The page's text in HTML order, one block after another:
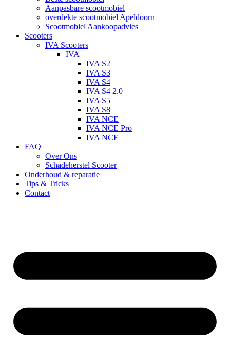
Aanpasbare scootmobiel
overdekte scootmobiel Apeldoorn
Scootmobiel Aankoopadvies
Scooters
IVA Scooters
IVA
IVA S2
IVA S3
IVA S4
IVA S4 2.0
IVA S5
IVA S8
IVA NCE
IVA NCE Pro
IVA NCF
FAQ
Over Ons
Schadeherstel Scooter
Onderhoud & reparatie
Tips & Tricks
Contact